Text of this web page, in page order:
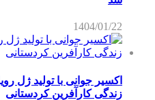
1404/01/22
اکسیر جوانی با تولید ژل
زندگی کارآفرین کردستانی